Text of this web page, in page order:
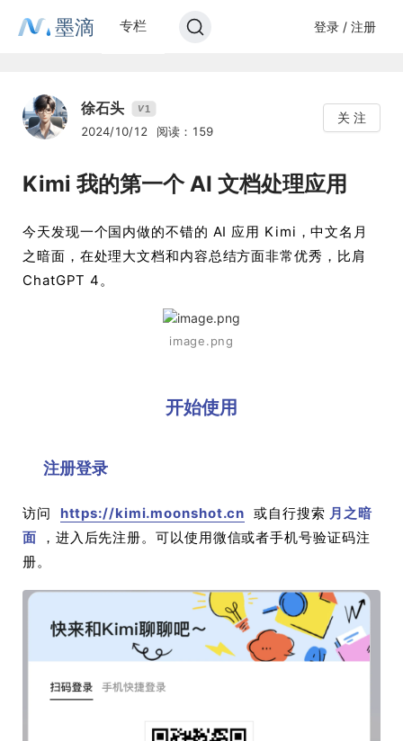
墨滴 专栏 登录 / 注册
徐石头 V1
2024/10/12 阅读：159
关 注
Kimi 我的第一个 AI 文档处理应用
今天发现一个国内做的不错的 AI 应用 Kimi，中文名月
之暗面，在处理大文档和内容总结方面非常优秀，比肩
ChatGPT 4。
image.png
开始使用
注册登录
访问 https://kimi.moonshot.cn 或自行搜索 月之暗
面 ，进入后先注册。可以使用微信或者手机号验证码注
册。